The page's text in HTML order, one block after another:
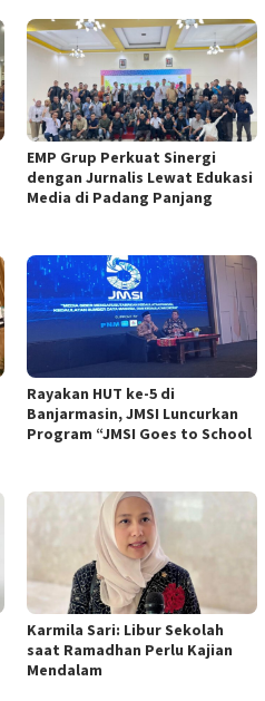
EMP Grup Perkuat Sinergi
dengan Jurnalis Lewat Edukasi
Media di Padang Panjang
Rayakan HUT ke-5 di
Banjarmasin, JMSI Luncurkan
Program “JMSI Goes to School
Karmila Sari: Libur Sekolah
saat Ramadhan Perlu Kajian
Mendalam